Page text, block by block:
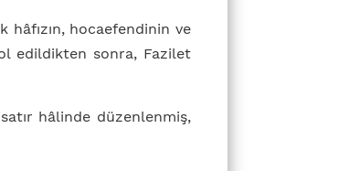
hâfızın, hocaefendinin ve
edildikten sonra, Fazilet
hâlinde düzenlenmiş,